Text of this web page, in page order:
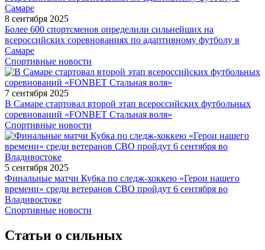
8 сентября 2025
Более 600 спортсменов определили сильнейших на
всероссийских соревнованиях по адаптивному футболу в
Самаре
Спортивные новости
7 сентября 2025
В Самаре стартовал второй этап всероссийских футбольных
соревнований «FONBET Стальная воля»
Спортивные новости
5 сентября 2025
Финальные матчи Кубка по следж-хоккею «Герои нашего
времени» среди ветеранов СВО пройдут 6 сентября во
Владивостоке
Спортивные новости
Статьи о сильных